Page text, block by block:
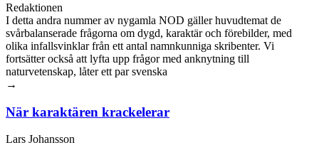
Redaktionen
I detta andra nummer av nygamla NOD gäller huvudtemat de
svårbalanserade frågorna om dygd, karaktär och förebilder, med
olika infallsvinklar från ett antal namnkunniga skribenter. Vi
fortsätter också att lyfta upp frågor med anknytning till
naturvetenskap, låter ett par svenska
→
När karaktären krackelerar
Lars Johansson